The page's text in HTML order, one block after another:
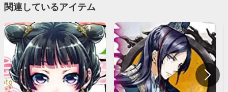
関連しているアイテム